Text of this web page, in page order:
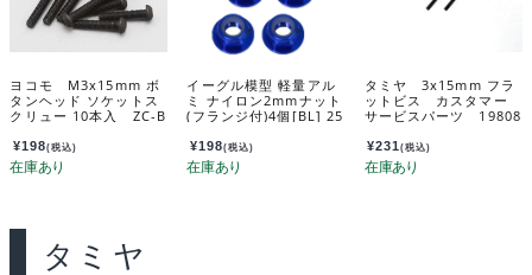
ヨコモ M3x15mm ボ
タンヘッド ソケットス
クリュー 10本入 ZC-B
¥198(税込)
イーグル模型 軽量アル
ミ ナイロン2mmナット
(フランジ付)4個[BL] 25
¥198(税込)
タミヤ 3x15mm フラ
ットビス カスタマー
サービスパーツ 19808
¥231(税込)
タミヤ